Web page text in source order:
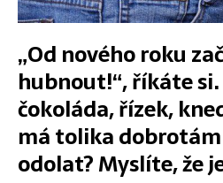
„Od nového roku
hubnout!“, říkáte
čokoláda, řízek,
má tolika dobrotám
odolat? Myslíte, že